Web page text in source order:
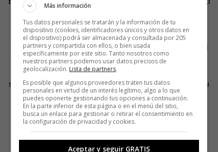
En los teatros de Harlem se habían puesto de moda los
concursos de talentos, y Fitzgerald decidió presentarse al
del Apollo como bailarina. Solo después de ver que, el
mismo día que participaba ella, había unas bailarinas
semiprofesionales a las que admiraba, decidió cambiar su
disciplina por la canción. Ese cambio de última hora
consiguió que ganara.
[pullquote]Gente como Billie Holiday pensaba en esos
comienzos que era una desgracia que una gran banda
Más información
Tus datos personales se tratarán y la información de tu
dispositivo (cookies, identificadores únicos y otros datos en
el dispositivo) podrá ser almacenada y consultada por 205
partners y compartida con ellos, o bien usada
específicamente por este sitio. Tanto nosotros como
nuestros partners podemos usar datos precisos de
geolocalización. Lista de partners.
Es posible que algunos proveedores traten tus datos
personales en virtud de un interés legítimo, algo a lo que
puedes oponerte gestionando tus opciones a continuación.
En la parte inferior de esta página o en el menú del sitio,
busca un enlace para gestionar o retirar el consentimiento en
la configuración de privacidad y cookies.
Aceptar y seguir GRATIS